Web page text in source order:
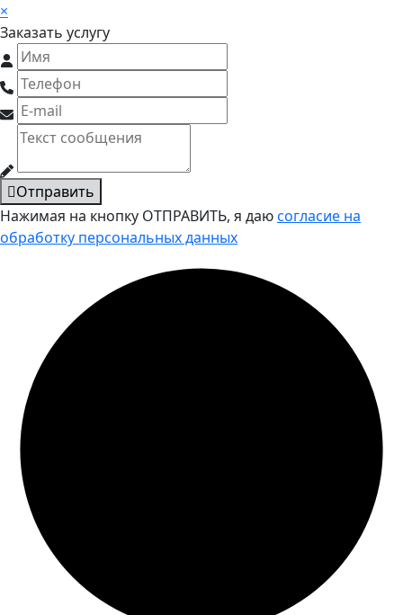
×
Заказать услугу
Отправить
Нажимая на кнопку ОТПРАВИТЬ, я даюсогласие на
обработку персональных данных